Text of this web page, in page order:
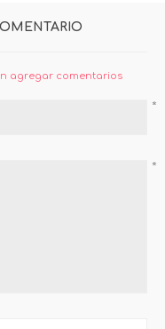
agregar comentarios
*
*